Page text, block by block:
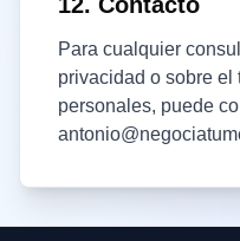
Para cualquier
privacidad o sobre el
personales, puede